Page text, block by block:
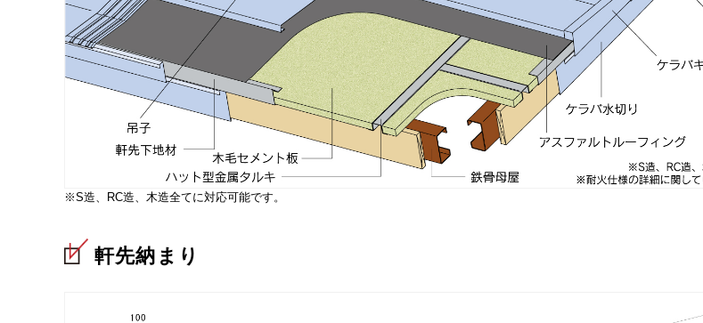
※S造、RC造、木造全てに対応可能です。
軒先納まり